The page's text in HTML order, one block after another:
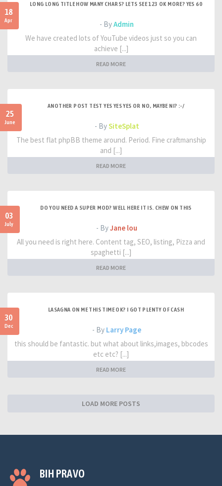
18
Apr
LONG LONG TITLE HOW MANY CHARS? LETS SEE 123 OK MORE? YES 60
- ByAdmin
We have created lots of YouTube videos just so you can
achieve [...]
READ MORE
25
June
ANOTHER POST TEST YES YES YES OR NO, MAYBE NI? :-/
- BySiteSplat
The best flat phpBB theme around. Period. Fine craftmanship
and [...]
READ MORE
03
July
DO YOU NEED A SUPER MOD? WELL HERE IT IS. CHEW ON THIS
- ByJane lou
All you need is right here. Content tag, SEO, listing, Pizza and
spaghetti [...]
READ MORE
30
Dec
LASAGNA ON ME THIS TIME OK? I GOT PLENTY OF CASH
- By Larry Page
this should be fantastic. but what about links,images, bbcodes
etc etc? [...]
READ MORE
LOAD MORE POSTS
BIH PRAVO